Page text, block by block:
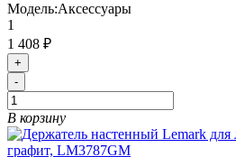
Модель:Аксессуары
1
1 408 ₽
+
-
В корзину